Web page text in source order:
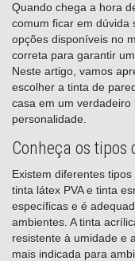
Quando chega a hora
comum ficar em dúvida
opções disponíveis no
correta para garantir
Neste artigo, vamos
escolher a tinta de
casa em um
personalidade.
Conheça os
Existem diferentes
tinta látex PVA e tinta
específicas e é
ambientes. A tinta
resistente à umidade e
mais indicada para